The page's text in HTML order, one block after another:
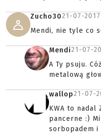
Zucho3021-07-
Mendi, nie tyle co
Mendi21-07-
A Ty psuju.
metalową
wallop21-07-
KWA to nadal
pancerne :)
sorbopadem i